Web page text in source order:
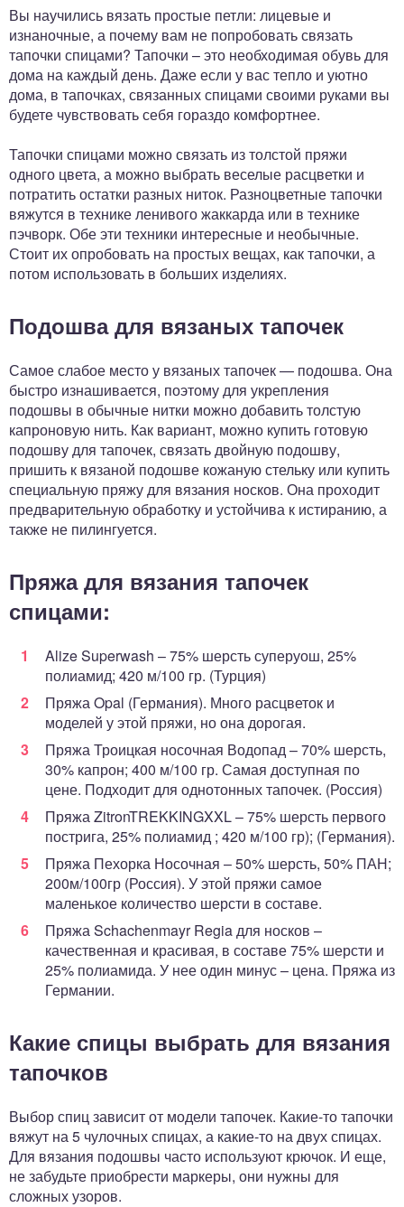
Вы научились вязать простые петли: лицевые и
изнаночные, а почему вам не попробовать связать
тапочки спицами? Тапочки – это необходимая обувь для
дома на каждый день. Даже если у вас тепло и уютно
дома, в тапочках, связанных спицами своими руками вы
будете чувствовать себя гораздо комфортнее.
Тапочки спицами можно связать из толстой пряжи
одного цвета, а можно выбрать веселые расцветки и
потратить остатки разных ниток. Разноцветные тапочки
вяжутся в технике ленивого жаккарда или в технике
пэчворк. Обе эти техники интересные и необычные.
Стоит их опробовать на простых вещах, как тапочки, а
потом использовать в больших изделиях.
Подошва для вязаных тапочек
Самое слабое место у вязаных тапочек — подошва. Она
быстро изнашивается, поэтому для укрепления
подошвы в обычные нитки можно добавить толстую
капроновую нить. Как вариант, можно купить готовую
подошву для тапочек, связать двойную подошву,
пришить к вязаной подошве кожаную стельку или купить
специальную пряжу для вязания носков. Она проходит
предварительную обработку и устойчива к истиранию, а
также не пилингуется.
Пряжа для вязания тапочек
спицами:
Alize Superwash – 75% шерсть суперуош, 25%
полиамид; 420 м/100 гр. (Турция)
Пряжа Opal (Германия). Много расцветок и
моделей у этой пряжи, но она дорогая.
Пряжа Троицкая носочная Водопад – 70% шерсть,
30% капрон; 400 м/100 гр. Самая доступная по
цене. Подходит для однотонных тапочек. (Россия)
Пряжа ZitronTREKKINGXXL – 75% шерсть первого
пострига, 25% полиамид ; 420 м/100 гр); (Германия).
Пряжа Пехорка Носочная – 50% шерсть, 50% ПАН;
200м/100гр (Россия). У этой пряжи самое
маленькое количество шерсти в составе.
Пряжа Schachenmayr Regia для носков –
качественная и красивая, в составе 75% шерсти и
25% полиамида. У нее один минус – цена. Пряжа из
Германии.
Какие спицы выбрать для вязания
тапочков
Выбор спиц зависит от модели тапочек. Какие-то тапочки
вяжут на 5 чулочных спицах, а какие-то на двух спицах.
Для вязания подошвы часто используют крючок. И еще,
не забудьте приобрести маркеры, они нужны для
сложных узоров.